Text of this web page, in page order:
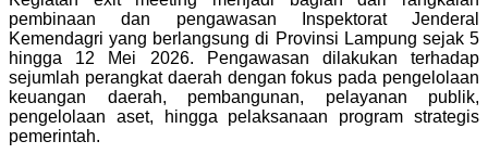
pembinaan dan pengawasan Inspektorat Jenderal
Kemendagri yang berlangsung di Provinsi Lampung sejak 5
hingga 12 Mei 2026. Pengawasan dilakukan terhadap
sejumlah perangkat daerah dengan fokus pada pengelolaan
keuangan daerah, pembangunan, pelayanan publik,
pengelolaan aset, hingga pelaksanaan program strategis
pemerintah.